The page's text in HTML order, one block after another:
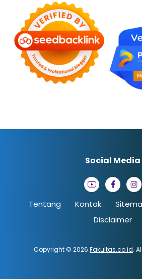
Tentang Kontak
Disclaimer
Copyright © 2026 Fakultas.co.id.
Social Media